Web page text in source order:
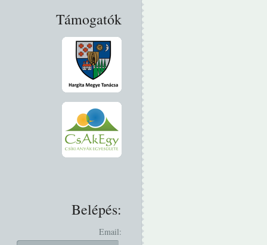
Támogatók
Belépés:
Email: